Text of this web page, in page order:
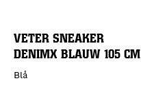
VETER SNEAKER
DENIMX BLAUW 105 CM
Blå